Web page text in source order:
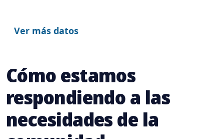
de
públicos
Planificación
para
emergencias y
83%
Ver más datos
Cómo estamos
respondiendo a las
necesidades de la